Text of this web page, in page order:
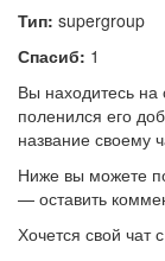
Тип: supergroup
Спасиб: 1
Вы находитесь на
поленился его
название своему
Ниже вы можете
— оставить
Хочется свой чат